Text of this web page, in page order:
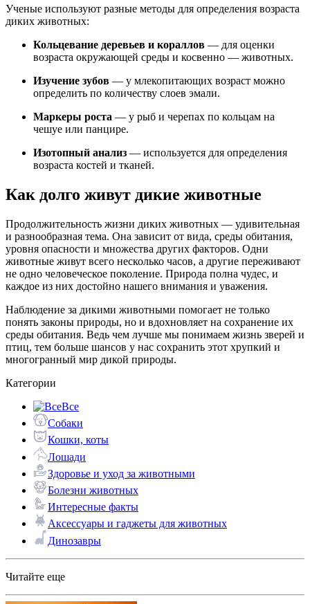
Ученые используют разные методы для определения возраста
диких животных:
Кольцевание деревьев и кораллов — для оценки
возраста окружающей среды и косвенно — животных.
Изучение зубов — у млекопитающих возраст можно
определить по количеству слоев эмали.
Маркеры роста — у рыб и черепах по кольцам на
чешуе или панцире.
Изотопный анализ — используется для определения
возраста костей и тканей.
Как долго живут дикие животные
Продолжительность жизни диких животных — удивительная
и разнообразная тема. Она зависит от вида, среды обитания,
уровня опасности и множества других факторов. Одни
животные живут всего несколько часов, а другие переживают
не одно человеческое поколение. Природа полна чудес, и
каждое из них достойно нашего внимания и уважения.
Наблюдение за дикими животными помогает не только
понять законы природы, но и вдохновляет на сохранение их
среды обитания. Ведь чем лучше мы понимаем жизнь зверей и
птиц, тем больше шансов у нас сохранить этот хрупкий и
многогранный мир дикой природы.
Категории
Все
Собаки
Кошки, коты
Лошади
Здоровье и уход за животными
Болезни животных
Интересные факты
Аксессуары и гаджеты для животных
Динозавры
Читайте еще